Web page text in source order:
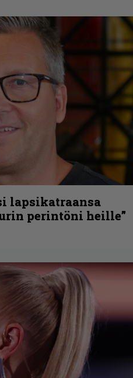
lapsikatraansa
perintöni heille”